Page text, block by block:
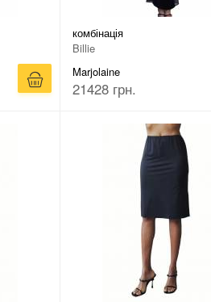
комбінація
Billie
Marjolaine
21428 грн.